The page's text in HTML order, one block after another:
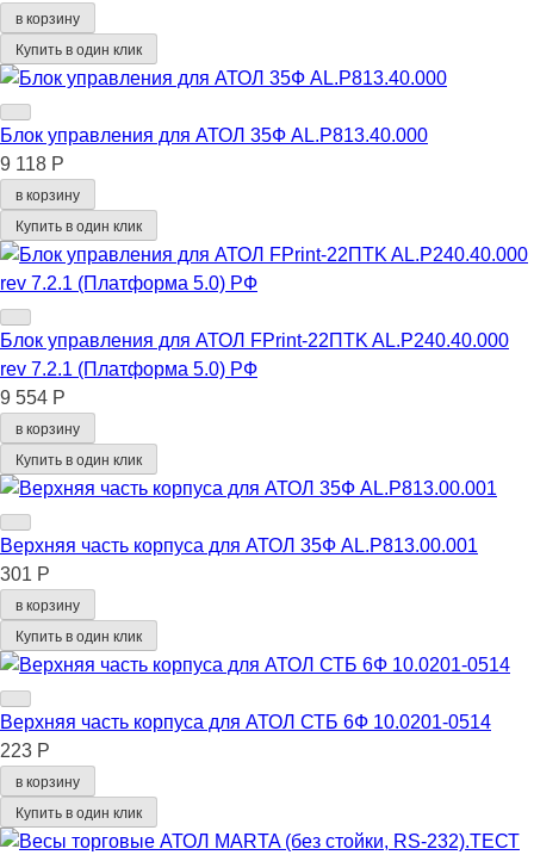
в корзину
Купить в один клик
Блок управления для АТОЛ 35Ф AL.P813.40.000
9 118 Р
в корзину
Купить в один клик
Блок управления для АТОЛ FPrint-22ПТK AL.P240.40.000
rev 7.2.1 (Платформа 5.0) РФ
9 554 Р
в корзину
Купить в один клик
Верхняя часть корпуса для АТОЛ 35Ф AL.P813.00.001
301 Р
в корзину
Купить в один клик
Верхняя часть корпуса для АТОЛ СТБ 6Ф 10.0201-0514
223 Р
в корзину
Купить в один клик